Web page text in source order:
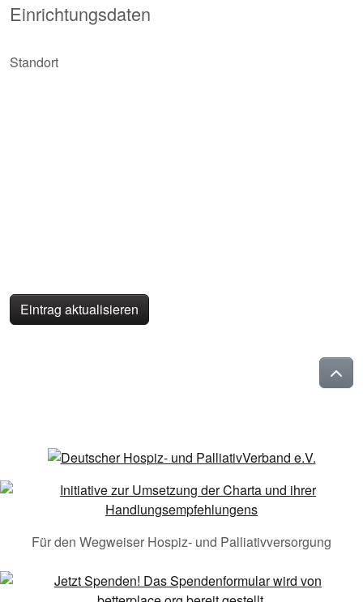
Einrichtungsdaten
Standort
Eintrag aktualisieren
Für den Wegweiser Hospiz- und Palliativversorgung